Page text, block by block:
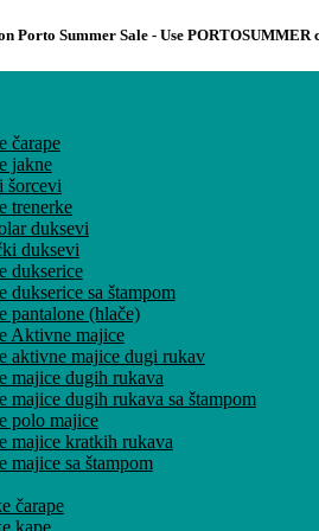
Porto Summer Sale - Use PORTOSUMMER
čarape
jakne
šorcevi
trenerke
duksevi
duksevi
dukserice
dukserice sa štampom
pantalone (hlače)
Aktivne majice
aktivne majice dugi rukav
majice dugih rukava
majice dugih rukava sa štampom
polo majice
majice kratkih rukava
majice sa štampom
čarape